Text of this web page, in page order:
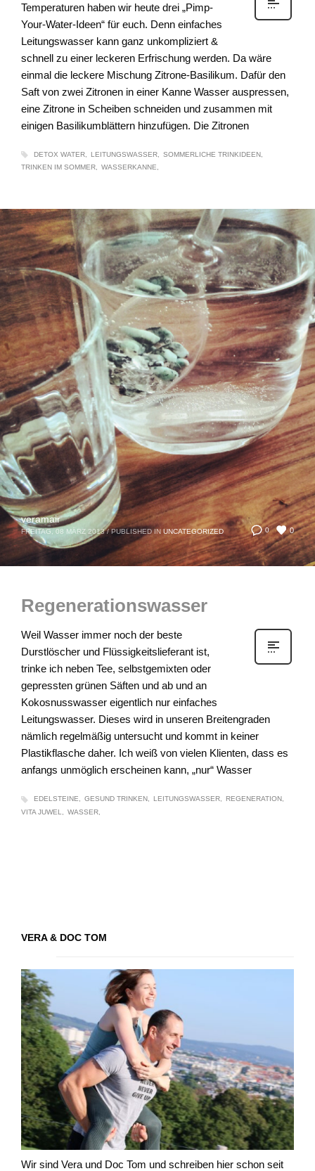
Temperaturen haben wir heute drei „Pimp-
Your-Water-Ideen“ für euch. Denn einfaches
Leitungswasser kann ganz unkompliziert &
schnell zu einer leckeren Erfrischung werden. Da wäre
einmal die leckere Mischung Zitrone-Basilikum. Dafür den
Saft von zwei Zitronen in einer Kanne Wasser auspressen,
eine Zitrone in Scheiben schneiden und zusammen mit
einigen Basilikumblättern hinzufügen. Die Zitronen
DETOX WATER LEITUNGSWASSER
SOMMERLICHE TRINKIDEEN
TRINKEN IM SOMMER
WASSERKANNE
0 0
veramair
FREITAG, 08 MÄRZ 2013 / PUBLISHED IN UNCATEGORIZED
Regenerationswasser
Weil Wasser immer noch der beste
Durstlöscher und Flüssigkeitslieferant ist,
trinke ich neben Tee, selbstgemixten oder
gepressten grünen Säften und ab und an
Kokosnusswasser eigentlich nur einfaches
Leitungswasser. Dieses wird in unseren Breitengraden
nämlich regelmäßig untersucht und kommt in keiner
Plastikflasche daher. Ich weiß von vielen Klienten, dass es
anfangs unmöglich erscheinen kann, „nur“ Wasser
EDELSTEINE GESUND TRINKEN LEITUNGSWASSER
REGENERATION
VITA JUWEL
WASSER
VERA & DOC TOM
Wir sind Vera und Doc Tom und schreiben hier schon seit